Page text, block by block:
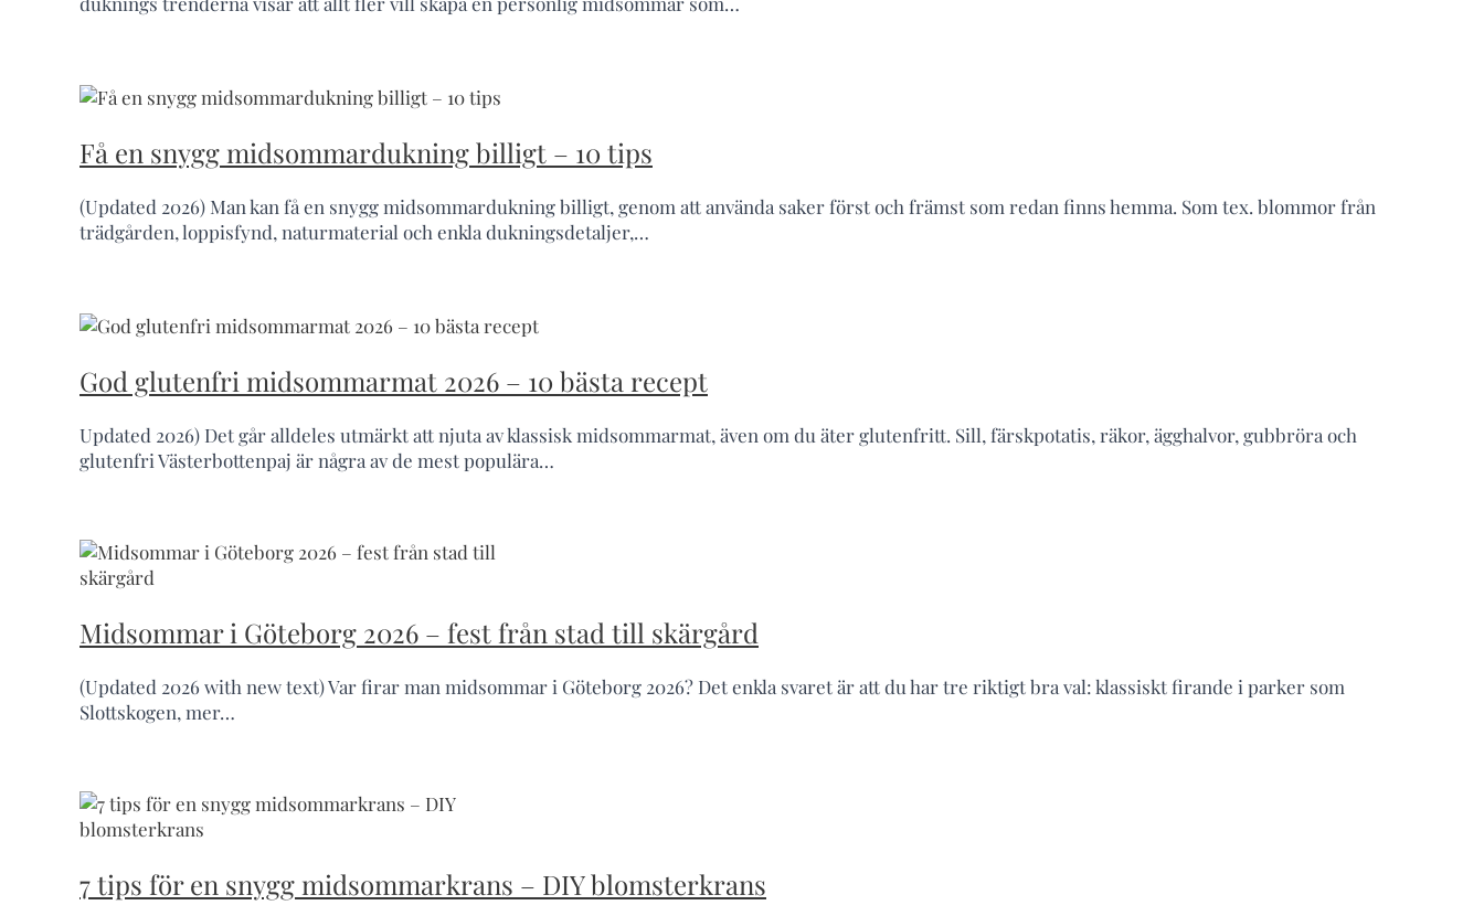
Få en snygg midsommardukning billigt – 10 tips
(Updated 2026) Man kan få en snygg midsommardukning billigt, genom att använda saker först och främst som redan finns hemma. Som tex. blommor från
trädgården, loppisfynd, naturmaterial och enkla dukningsdetaljer,…
God glutenfri midsommarmat 2026 – 10 bästa recept
Updated 2026) Det går alldeles utmärkt att njuta av klassisk midsommarmat, även om du äter glutenfritt. Sill, färskpotatis, räkor, ägghalvor, gubbröra och
glutenfri Västerbottenpaj är några av de mest populära…
Midsommar i Göteborg 2026 – fest från stad till skärgård
(Updated 2026 with new text) Var firar man midsommar i Göteborg 2026? Det enkla svaret är att du har tre riktigt bra val: klassiskt firande i parker som
Slottskogen, mer…
7 tips för en snygg midsommarkrans – DIY blomsterkrans